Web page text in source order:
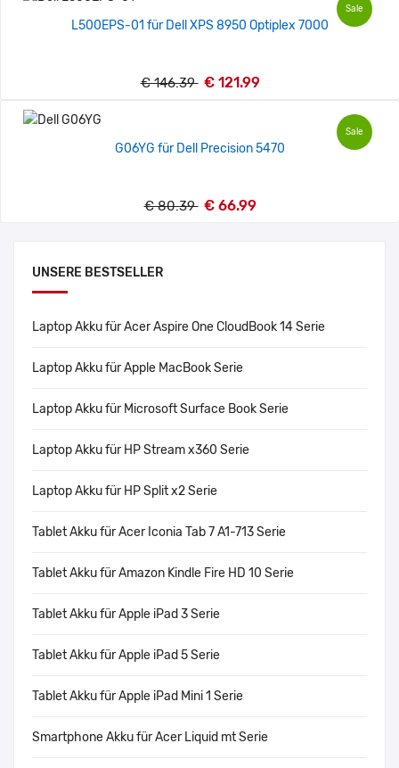
UNSERE BESTSELLER
Laptop Akku für Acer Aspire One CloudBook 14 Serie
Laptop Akku für Apple MacBook Serie
Laptop Akku für Microsoft Surface Book Serie
Laptop Akku für HP Stream x360 Serie
Laptop Akku für HP Split x2 Serie
Tablet Akku für Acer Iconia Tab 7 A1-713 Serie
Tablet Akku für Amazon Kindle Fire HD 10 Serie
Tablet Akku für Apple iPad 3 Serie
Tablet Akku für Apple iPad 5 Serie
Tablet Akku für Apple iPad Mini 1 Serie
Smartphone Akku für Acer Liquid mt Serie
Sale
L500EPS-01 für Dell XPS 8950 Optiplex 7000
€ 146.39 € 121.99
Sale
G06YG für Dell Precision 5470
€ 80.39 € 66.99